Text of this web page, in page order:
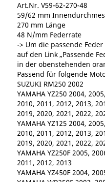
Art.Nr. V59-62-270-48
59/62 mm
270 mm Länge
48 N/mm Federrate
-> Um die passende
auf den Link „Passende
in der obenstehenden
Passend für folgende
SUZUKI RM250 2002
YAMAHA YZ250 2004,
2010, 2011, 2012, 2013,
2019, 2020, 2021, 2022,
YAMAHA YZ125 2004,
2010, 2011, 2012, 2013,
2019, 2020, 2021, 2022,
YAMAHA YZ250F 2005,
2011, 2012, 2013
YAMAHA YZ450F 2004,